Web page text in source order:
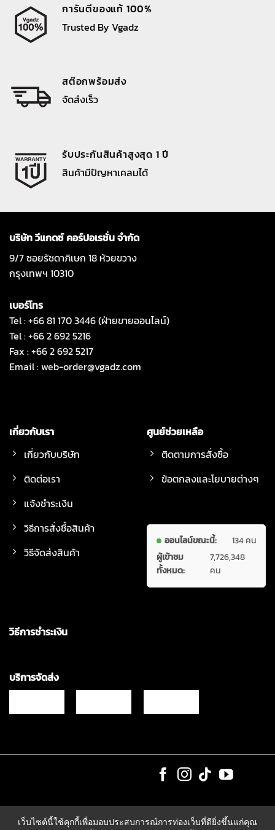
การันตีของแท้ 100%
Trusted By Vgadz
สต๊อกพร้อมส่ง
จัดส่งเร็ว
รับประกันสินค้าสูงสุด 1 ปี
สินค้ามีปัญหาเคลมได้
บริษัท วีแกดซ์ คอร์ปอเรชั่น จำกัด
9/7 ซอยรัชดาภิเษก 18 ห้วยขวาง
กรุงเทพฯ 10310
เบอร์โทร
Tel : +66 81 170 3446 (ฝ่ายขายออนไลน์)
Tel : +66 2 692 5216
Fax : +66 2 692 5217
Email :web-order@vgadz.com
เกี่ยวกับเรา
เกี่ยวกับบริษัท
ติดต่อเรา
แจ้งชำระเงิน
วิธีการสั่งซื้อสินค้า
วิธีจัดส่งสินค้า
ศูนย์ช่วยเหลือ
ติดตามการสั่งซื้อ
ข้อตกลงและโยบายต่างๆ
ออนไลน์ขณะนี้:
134 คน
ผู้เข้าชม
ทั้งหมด:
7,726,348
คน
วิธีการชำระเงิน
บริการจัดส่ง
เว็บไซต์นี้ใช้คุกกี้เพื่อมอบประสบการณ์การท่องเว็บที่ดียิ่งขึ้นแก่คุณ